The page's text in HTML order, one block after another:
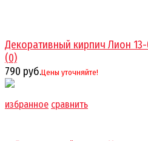
избранное сравнить
Декоративный кирпич Лион
(0)
790 руб.Цены уточняйте!